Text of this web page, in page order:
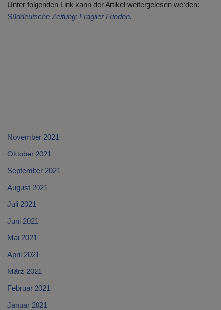
Unter folgenden Link kann der Artikel weitergelesen werden:
Süddeutsche Zeitung: Fragiler Frieden.
November 2021
Oktober 2021
September 2021
August 2021
Juli 2021
Juni 2021
Mai 2021
April 2021
März 2021
Februar 2021
Januar 2021